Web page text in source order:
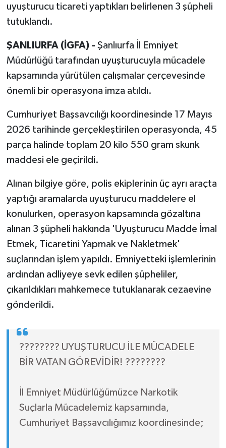
uyuşturucu ticareti yaptıkları belirlenen 3 şüpheli
tutuklandı.
ŞANLIURFA (İGFA) - Şanlıurfa İl Emniyet
Müdürlüğü tarafından uyuşturucuyla mücadele
kapsamında yürütülen çalışmalar çerçevesinde
önemli bir operasyona imza atıldı.
Cumhuriyet Başsavcılığı koordinesinde 17 Mayıs
2026 tarihinde gerçekleştirilen operasyonda, 45
parça halinde toplam 20 kilo 550 gram skunk
maddesi ele geçirildi.
Alınan bilgiye göre, polis ekiplerinin üç ayrı araçta
yaptığı aramalarda uyuşturucu maddelere el
konulurken, operasyon kapsamında gözaltına
alınan 3 şüpheli hakkında 'Uyuşturucu Madde İmal
Etmek, Ticaretini Yapmak ve Nakletmek'
suçlarından işlem yapıldı. Emniyetteki işlemlerinin
ardından adliyeye sevk edilen şüpheliler,
çıkarıldıkları mahkemece tutuklanarak cezaevine
gönderildi.
???????? UYUŞTURUCU İLE MÜCADELE
BİR VATAN GÖREVİDİR! ????????
İl Emniyet Müdürlüğümüzce Narkotik
Suçlarla Mücadelemiz kapsamında,
Cumhuriyet Başsavcılığımız koordinesinde;